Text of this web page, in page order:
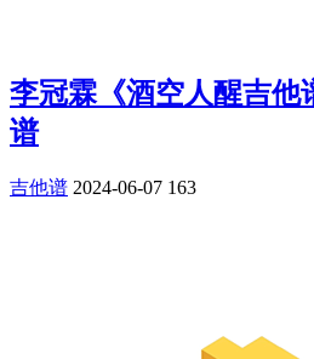
李冠霖《酒空人醒吉他
谱
吉他谱 2024-06-07 163